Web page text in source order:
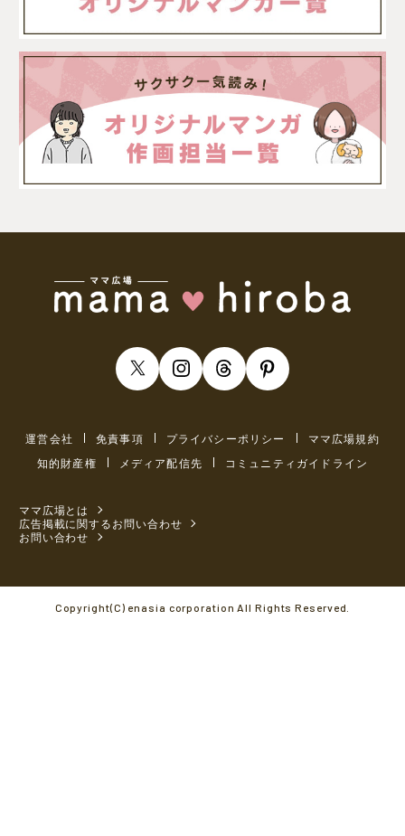
運営会社 免責事項 プライバシーポリシー
ママ広場規約
知的財産権
メディア配信先 コミュニティガイドライン
ママ広場とは
広告掲載に関するお問い合わせ
お問い合わせ
Copyright(C) enasia corporation All Rights Reserved.